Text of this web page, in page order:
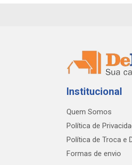
Institucional
Quem Somos
Política de
Política de Troca e
Formas de envio